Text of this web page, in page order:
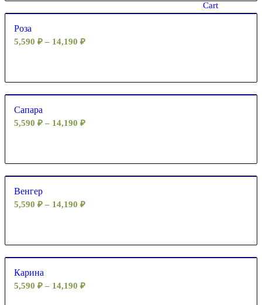
Cart
Роза
5,590 ₽ – 14,190 ₽
Сапара
5,590 ₽ – 14,190 ₽
Венгер
5,590 ₽ – 14,190 ₽
Карина
5,590 ₽ – 14,190 ₽